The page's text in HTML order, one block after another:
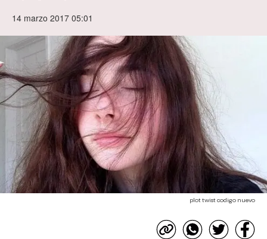
14 marzo 2017 05:01
plot twist codigo nuevo